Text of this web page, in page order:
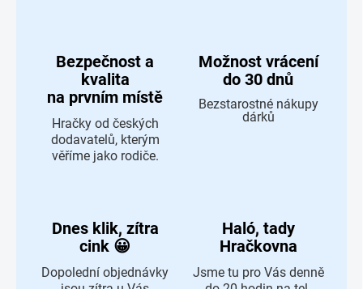
Bezpečnost a
kvalita
na prvním místě
Hračky od českých
dodavatelů, kterým
věříme jako rodiče.
Možnost vrácení
do 30 dnů
Bezstarostné nákupy
dárků
Dnes klik, zítra
cink 😀
Dopolední objednávky
Haló, tady
Hračkovna
Jsme tu pro Vás denně